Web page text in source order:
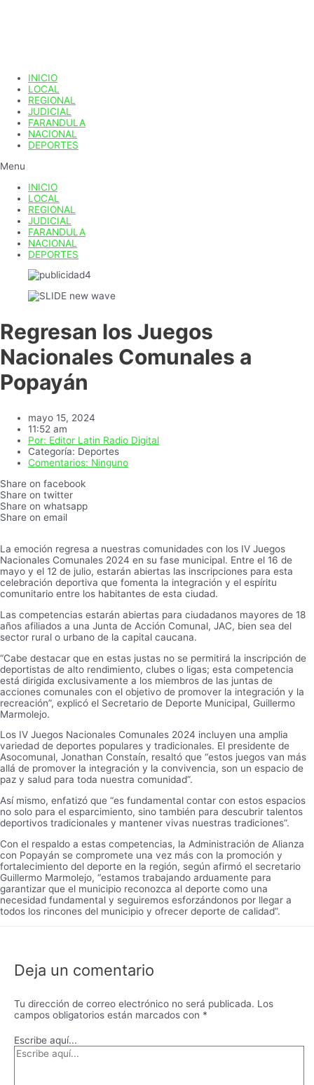
INICIO
LOCAL
REGIONAL
JUDICIAL
FARANDULA
NACIONAL
DEPORTES
Menu
INICIO
LOCAL
REGIONAL
JUDICIAL
FARANDULA
NACIONAL
DEPORTES
Regresan los Juegos
Nacionales Comunales a
Popayán
mayo 15, 2024
11:52 am
Por: Editor Latin Radio Digital
Categoría: Deportes
Comentarios: Ninguno
Share on facebook
Share on twitter
Share on whatsapp
Share on email
La emoción regresa a nuestras comunidades con los IV Juegos
Nacionales Comunales 2024 en su fase municipal. Entre el 16 de
mayo y el 12 de julio, estarán abiertas las inscripciones para esta
celebración deportiva que fomenta la integración y el espíritu
comunitario entre los habitantes de esta ciudad.
Las competencias estarán abiertas para ciudadanos mayores de 18
años afiliados a una Junta de Acción Comunal, JAC, bien sea del
sector rural o urbano de la capital caucana.
“Cabe destacar que en estas justas no se permitirá la inscripción de
deportistas de alto rendimiento, clubes o ligas; esta competencia
está dirigida exclusivamente a los miembros de las juntas de
acciones comunales con el objetivo de promover la integración y la
recreación”, explicó el Secretario de Deporte Municipal, Guillermo
Marmolejo.
Los IV Juegos Nacionales Comunales 2024 incluyen una amplia
variedad de deportes populares y tradicionales. El presidente de
Asocomunal, Jonathan Constaín, resaltó que “estos juegos van más
allá de promover la integración y la convivencia, son un espacio de
paz y salud para toda nuestra comunidad”.
Así mismo, enfatizó que “es fundamental contar con estos espacios
no solo para el esparcimiento, sino también para descubrir talentos
deportivos tradicionales y mantener vivas nuestras tradiciones”.
Con el respaldo a estas competencias, la Administración de Alianza
con Popayán se compromete una vez más con la promoción y
fortalecimiento del deporte en la región, según afirmó el secretario
Guillermo Marmolejo, “estamos trabajando arduamente para
garantizar que el municipio reconozca al deporte como una
necesidad fundamental y seguiremos esforzándonos por llegar a
todos los rincones del municipio y ofrecer deporte de calidad”.
Deja un comentario
Tu dirección de correo electrónico no será publicada. Los
campos obligatorios están marcados con *
Escribe aquí...